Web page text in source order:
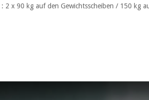
: 2 x 90 kg auf den Gewichtsscheiben / 150 kg